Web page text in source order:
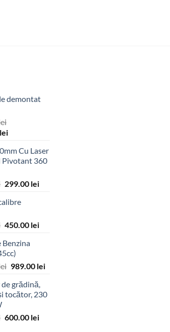
demontat
leiPrețul
este:
4,199.00 lei.
Cu Laser
Pivotant 360
Prețul
a
525.44 lei.
299.00 leiPrețul
Prețul
a
fost:
936.79 lei.
450.00 leiPrețul
Benzina
Prețul
a
fost:
989.00 leiPrețul
989.00 lei.
grădină,
tocător, 230
Prețul
600.00 leiPrețul